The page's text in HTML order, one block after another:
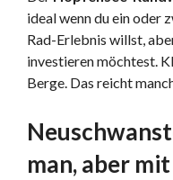
ideal wenn du ein oder
Rad-Erlebnis willst,
investieren möchtest.
Berge. Das reicht
man, aber